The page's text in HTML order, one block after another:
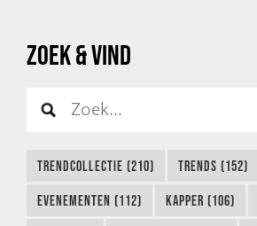
ZOEK & VIND
TRENDCOLLECTIE (210) TRENDS (152)
EVENEMENTEN (112) KAPPER (106)